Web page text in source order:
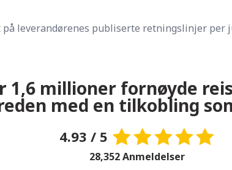
leverandørenes publiserte retningslinjer per
1,6 millioner fornøyde
med en tilkobling
4.93 / 5
28,352 Anmeldelser